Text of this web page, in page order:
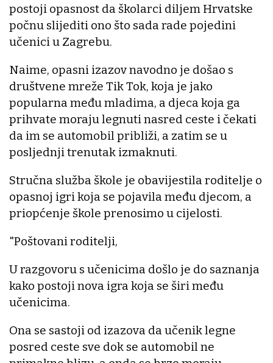
postoji opasnost da školarci diljem Hrvatske
počnu slijediti ono što sada rade pojedini
učenici u Zagrebu.
Naime, opasni izazov navodno je došao s
društvene mreže Tik Tok, koja je jako
popularna među mladima, a djeca koja ga
prihvate moraju legnuti nasred ceste i čekati
da im se automobil približi, a zatim se u
posljednji trenutak izmaknuti.
Stručna služba škole je obavijestila roditelje o
opasnoj igri koja se pojavila među djecom, a
priopćenje škole prenosimo u cijelosti.
"Poštovani roditelji,
U razgovoru s učenicima došlo je do saznanja
kako postoji nova igra koja se širi među
učenicima.
Ona se sastoji od izazova da učenik legne
posred ceste sve dok se automobil ne